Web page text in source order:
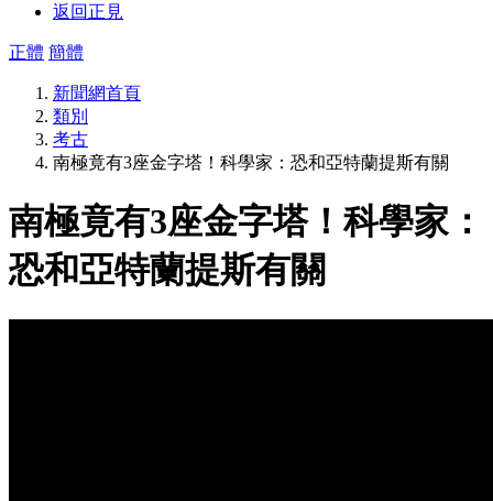
返回正見
正體 簡體
新聞網首頁
類別
考古
南極竟有3座金字塔！科學家：恐和亞特蘭提斯有關
南極竟有3座金字塔！科學家：
恐和亞特蘭提斯有關